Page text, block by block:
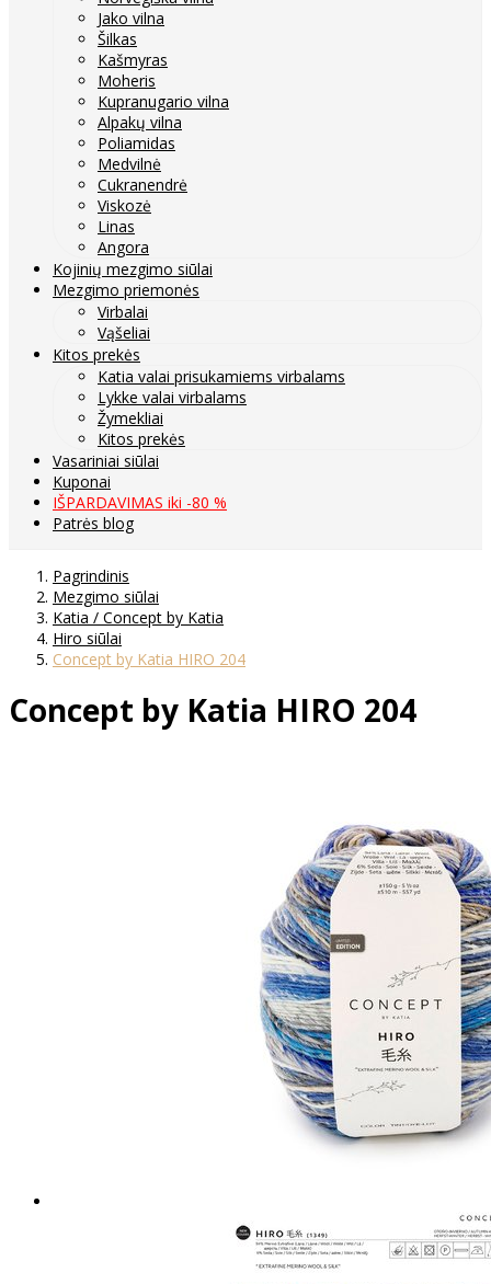
Jako vilna
Šilkas
Kašmyras
Moheris
Kupranugario vilna
Alpakų vilna
Poliamidas
Medvilnė
Cukranendrė
Viskozė
Linas
Angora
Kojinių mezgimo siūlai
Mezgimo priemonės
Virbalai
Vąšeliai
Kitos prekės
Katia valai prisukamiems virbalams
Lykke valai virbalams
Žymekliai
Kitos prekės
Vasariniai siūlai
Kuponai
IŠPARDAVIMAS iki -80 %
Patrės blog
Pagrindinis
Mezgimo siūlai
Katia / Concept by Katia
Hiro siūlai
Concept by Katia HIRO 204
Concept by Katia HIRO 204